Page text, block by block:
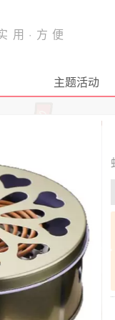
主题活动